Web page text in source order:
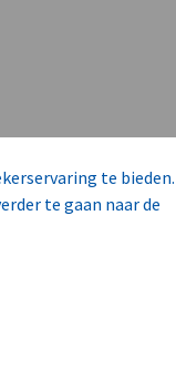
te bieden.
te gaan naar de